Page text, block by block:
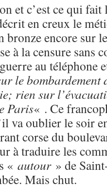
et c’est ce qui
en creux le
bronze encore sur
à la censure sans
au téléphone
le
rien sur
Paris« . Ce
va oublier le soir
corse du
à traduire les
« autour» de
Mais chut.